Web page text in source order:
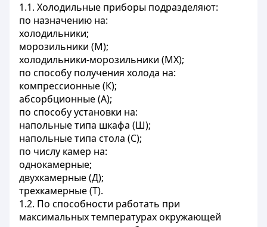
1.1. Холодильные приборы подразделяют:
по назначению на:
холодильники;
морозильники (М);
холодильники-морозильники (MX);
по способу получения холода на:
компрессионные (К);
абсорбционные (А);
по способу установки на:
напольные типа шкафа (Ш);
напольные типа стола (С);
по числу камер на:
однокамерные;
двухкамерные (Д);
трехкамерные (Т).
1.2. По способности работать при
максимальных температурах окружающей